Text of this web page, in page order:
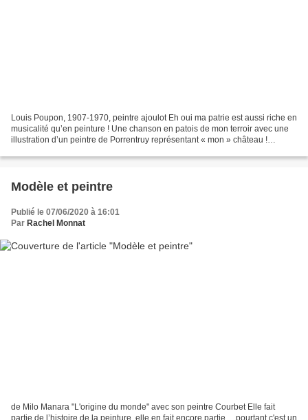
Louis Poupon, 1907-1970, peintre ajoulot Eh oui ma patrie est aussi riche en
musicalité qu’en peinture ! Une chanson en patois de mon terroir avec une
illustration d’un peintre de Porrentruy représentant « mon » château !
Modèle et peintre
Publié le 07/06/2020 à 16:01
Par Rachel Monnat
de Milo Manara "L'origine du monde" avec son peintre Courbet Elle fait
partie de l’histoire de la peinture, elle en fait encore partie… pourtant c'est un